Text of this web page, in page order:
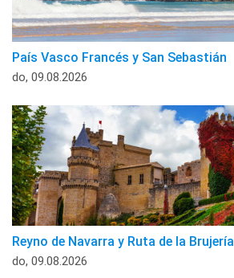
País Vasco Francés y San Sebastián
do, 09.08.2026
Reyno de Navarra y Ruta de la Brujería
do, 09.08.2026